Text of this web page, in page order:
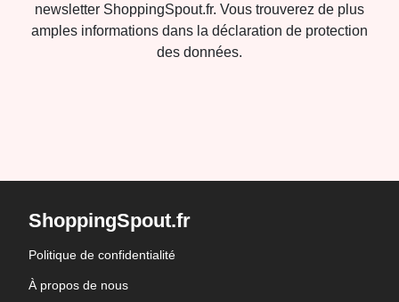
newsletter ShoppingSpout.fr. Vous trouverez de plus
amples informations dans la déclaration de protection
des données.
ShoppingSpout.fr
Politique de confidentialité
À propos de nous